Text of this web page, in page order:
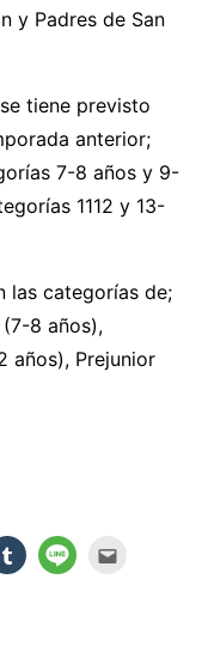
y Padres de San
tiene previsto
anterior;
7-8 años y 9-
1112 y 13-
las categorías de;
8 años),
años), Prejunior